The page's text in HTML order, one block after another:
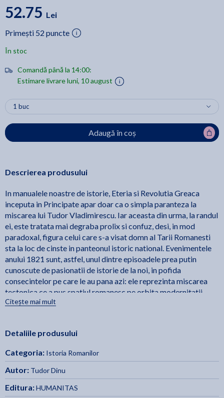
52.75 Lei
Primești 52 puncte
În stoc
Comandă până la 14:00:
Estimare livrare luni, 10 august
Adaugă în coș
Descrierea produsului
In manualele noastre de istorie, Eteria si Revolutia Greaca
inceputa in Principate apar doar ca o simpla paranteza la
miscarea lui Tudor Vladimirescu. Iar aceasta din urma, la randul
ei, este tratata mai degraba prolix si confuz, desi, in mod
paradoxal, figura celui care s-a visat domn al Tarii Romanesti
sta la loc de cinste in panteonul istoric national. Evenimentele
anului 1821 sunt, astfel, unul dintre episoadele prea putin
cunoscute de pasionatii de istorie de la noi, in pofida
consecintelor pe care le au pana azi: ele reprezinta miscarea
tectonica ce a pus spatiul romanesc pe orbita modernitatii -
momentul auroral al evolutiei noastre europene. Tudor Dinu,
romanesti, cat si grecesti - majoritatea, inaccesibile istoricilor
locurile care au fost martorele intrigilor, luptelor si masacrelor
acelui an cumplit. A reusit astfel sa contureze, la aniversarea a
doua veacuri de la miscarile revolutionare, o imagine unitara si
credibila, neviciata de agende nationaliste sau partizanate
Citește mai mult
Detaliile produsului
Categoria: Istoria Romanilor
Autor: Tudor Dinu
Editura:HUMANITAS